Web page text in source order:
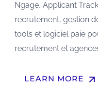
Ngage, Applicant
recrutement, gestion
tools et logiciel paie
recrutement et
LEARN MORE arrow_upward